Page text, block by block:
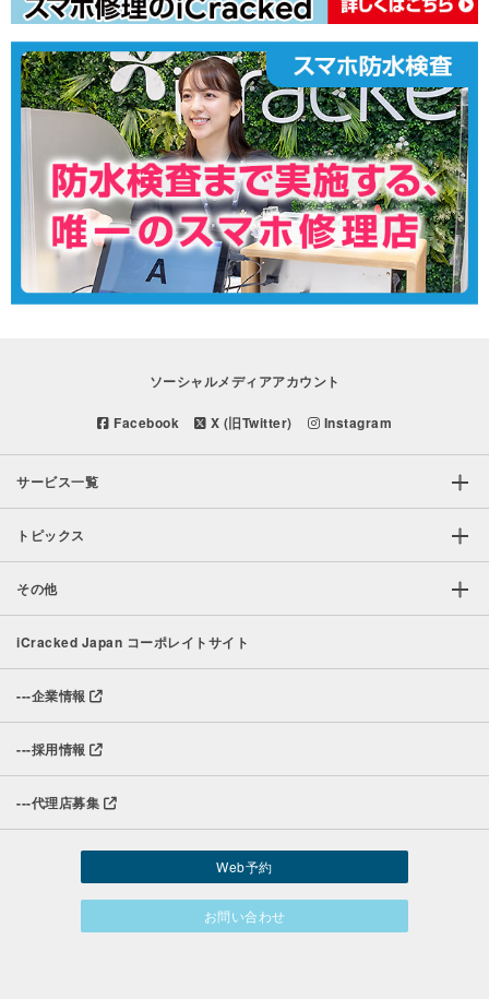
ソーシャルメディアアカウント
Facebook X (旧Twitter) Instagram
サービス一覧
トピックス
その他
iCracked Japan コーポレイトサイト
---企業情報
---採用情報
---代理店募集
Web予約
お問い合わせ